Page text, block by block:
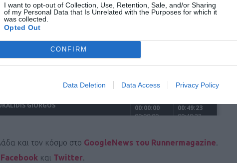
I want to opt-out of Collection, Use, Retention, Sale, and/or Sharing
of my Personal Data that Is Unrelated with the Purposes for which it
was collected.
Opted Out
CONFIRM
Data Deletion Data Access Privacy Policy
και τον κόσμο στο GoogleNews του Runnermagazine.
Facebook και Twitter.